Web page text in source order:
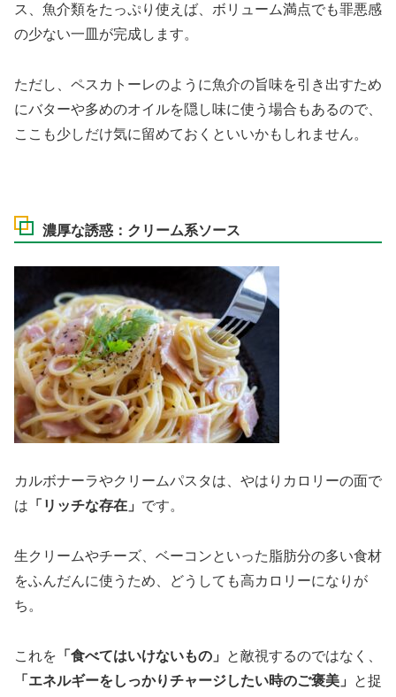
ス、魚介類をたっぷり使えば、ボリューム満点でも罪悪感
の少ない一皿が完成します。
ただし、ペスカトーレのように魚介の旨味を引き出すため
にバターや多めのオイルを隠し味に使う場合もあるので、
ここも少しだけ気に留めておくといいかもしれません。
濃厚な誘惑：クリーム系ソース
カルボナーラやクリームパスタは、やはりカロリーの面で
は 「リッチな存在」 です。
生クリームやチーズ、ベーコンといった脂肪分の多い食材
をふんだんに使うため、どうしても高カロリーになりが
ち。
これを 「食べてはいけないもの」
と敵視するのではなく、
「エネルギーをしっかりチャージしたい時のご褒美」
と捉